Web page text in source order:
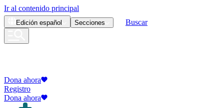
Ir al contenido principal
Edición español Secciones Buscar
Dona ahora
Registro
Dona ahora